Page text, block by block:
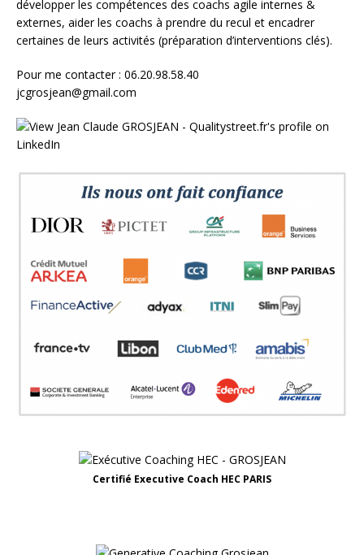
développer les compétences des coachs agile internes &
externes, aider les coachs à prendre du recul et encadrer
certaines de leurs activités (préparation d’interventions clés).
Pour me contacter : 06.20.98.58.40
jcgrosjean@gmail.com
Certifié Executive Coach HEC PARIS